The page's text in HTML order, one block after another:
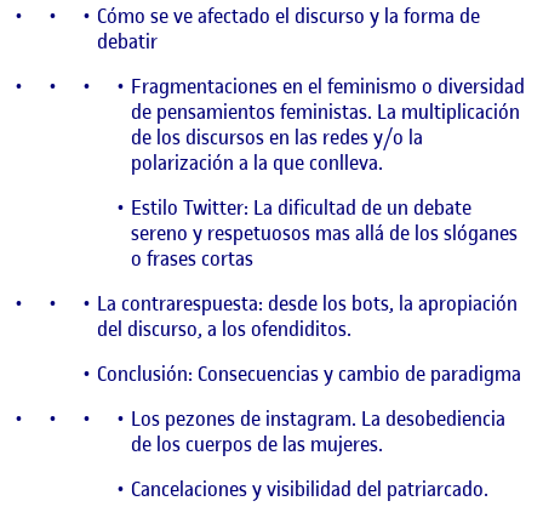
Cómo se ve afectado el discurso y la forma de
debatir
Fragmentaciones en el feminismo o diversidad
de pensamientos feministas. La multiplicación
de los discursos en las redes y/o la
polarización a la que conlleva.
Estilo Twitter: La dificultad de un debate
sereno y respetuosos mas allá de los slóganes
o frases cortas
La contrarespuesta: desde los bots, la apropiación
del discurso, a los ofendiditos.
Conclusión: Consecuencias y cambio de paradigma
Los pezones de instagram. La desobediencia
de los cuerpos de las mujeres.
Cancelaciones y visibilidad del patriarcado.